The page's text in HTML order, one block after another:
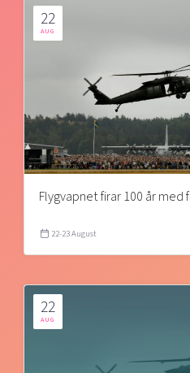
22
AUG
Flygvapnet firar 100 år med
22-23 August
22
AUG